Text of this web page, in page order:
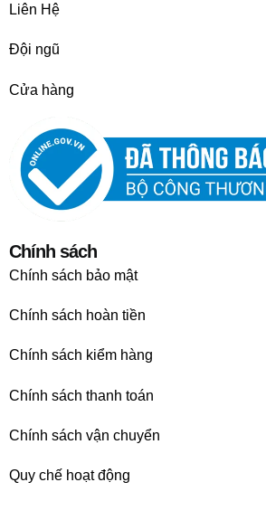
Liên Hệ
Đội ngũ
Cửa hàng
Chính sách
Chính sách bảo mật
Chính sách hoàn tiền
Chính sách kiểm hàng
Chính sách thanh toán
Chính sách vận chuyển
Quy chế hoạt động